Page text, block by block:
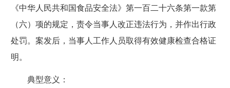
《中华人民共和国食品安全法》第一百二十六条第一款第
（六）项的规定，责令当事人改正违法行为，并作出行政
处罚。案发后，当事人工作人员取得有效健康检查合格证
明。
典型意义：